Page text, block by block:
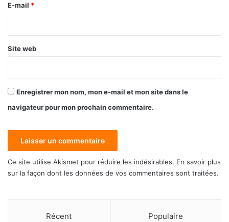
e
E-mail *
Site web
Enregistrer mon nom, mon e-mail et mon site dans le
navigateur pour mon prochain commentaire.
Ce site utilise Akismet pour réduire les indésirables. En savoir plus
sur la façon dont les données de vos commentaires sont traitées.
Récent Populaire